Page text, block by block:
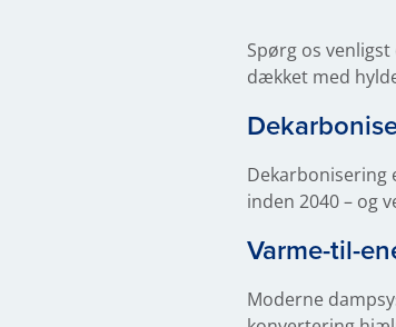
Spørg os
dækket med
Dekarbonisering
inden 2040 – og
Varme-til-
Moderne